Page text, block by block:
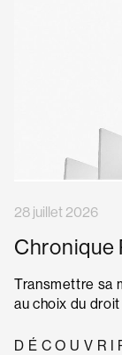
28 juillet 2026
Chronique
Transmettre sa
au choix du